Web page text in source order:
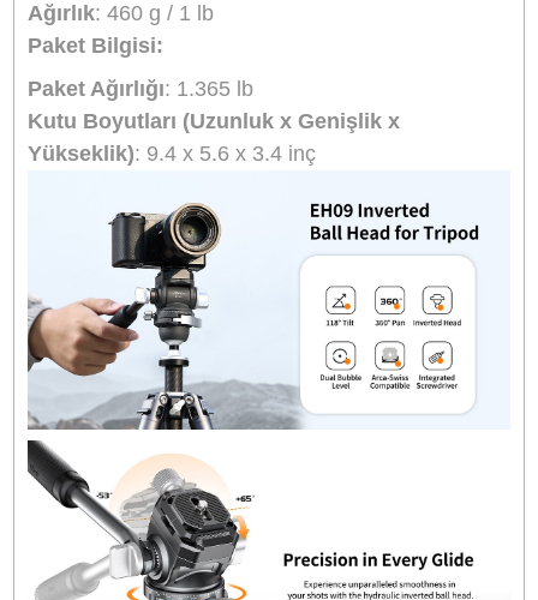
Ulanzi EH09 Inverted Ball Head, profesyonel
düzeyde fotoğraf ve video çekimleri yapmak
isteyenler için mükemmel bir tercihtir. Dayanıklı
yapısı, taşınabilirliği, esnekliği ve yüksek
performansı ile her tür çekim koşulunda
mükemmel sonuçlar almanızı sağlar. Kullanıcı
dostu özellikleri, hızlı kurulum ve kolay kullanım
imkanları, onu fotoğrafçılar için vazgeçilmez bir
ekipman haline getirmektedir. Ulanzi EH09, her
seviyedeki fotoğrafçı ve videografa hitap eden,
etkileyici ve değerli bir tripod başlığıdır.
Ana Özellikler:
Kamera Montajı: 1/4"-20 Vida (Hızlı Serbest
Bırakma Plakası: Arca-Tipi)
Başlık Türü: Ters Ball Head